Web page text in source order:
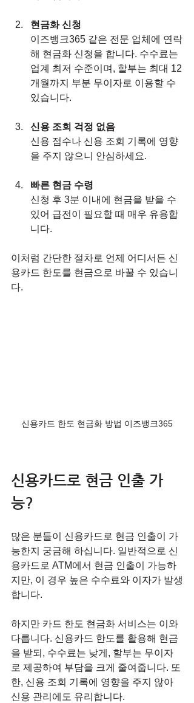
현금화 신청
이즈뱅크365 같은 전문 업체에 연락
해 현금화 신청을 합니다. 수수료는
업계 최저 수준이며, 할부는 최대 12
개월까지 부분 무이자로 이용할 수
있습니다.
신용 조회 걱정 없음
신용 점수나 신용 조회 기록에 영향
을 주지 않으니 안심하세요.
빠른 현금 수령
신청 후 3분 이내에 현금을 받을 수
있어 급전이 필요할 때 매우 유용합
니다.
이처럼 간단한 절차로 언제 어디서든 신
용카드 한도를 현금으로 바꿀 수 있습니
다.
신용카드 한도 현금화 방법 이즈뱅크365
신용카드로 현금 인출 가
능?
많은 분들이 신용카드로 현금 인출이 가
능한지 궁금해 하십니다. 일반적으로 신
용카드로 ATM에서 현금 인출이 가능하
지만, 이 경우 높은 수수료와 이자가 발생
합니다.
하지만 카드 한도 현금화 서비스는 이와
다릅니다. 신용카드 한도를 활용해 현금
을 받되, 수수료는 낮게, 할부는 무이자
로 제공하여 부담을 크게 줄여줍니다. 또
한, 신용 조회 기록에 영향을 주지 않아
신용 관리에도 유리합니다.